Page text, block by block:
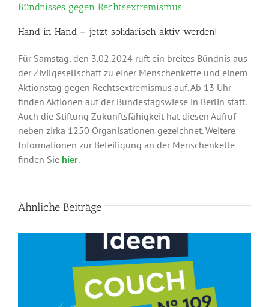
Bündnisses gegen Rechtsextremismus
Hand in Hand – jetzt solidarisch aktiv werden!
Für Samstag, den 3.02.2024 ruft ein breites Bündnis aus
der Zivilgesellschaft zu einer Menschenkette und einem
Aktionstag gegen Rechtsextremismus auf. Ab 13 Uhr
finden Aktionen auf der Bundestagswiese in Berlin statt.
Auch die Stiftung Zukunftsfähigkeit hat diesen Aufruf
neben zirka 1250 Organisationen gezeichnet. Weitere
Informationen zur Beteiligung an der Menschenkette
finden Sie hier.
Ähnliche Beiträge
Die Zivilgesellschaft verliert einen
verlässlichen Brückenbauer: Nachruf auf
Klaus Töpfer